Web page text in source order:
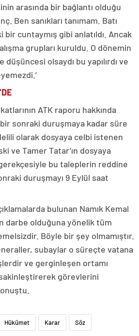
arasında bir bağlantı olduğu
Ben sanıkları tanımam. Batı
bir cuntaymış gibi anlatıldı. Ancak
grupları kuruldu. O dönemin
olsaydı bu yapılırdı ve
ATK raporu hakkında
sonraki duruşmaya kadar süre
olarak dosyaya celbi istenen
ve Tamer Tatar’ın dosyaya
gerekçesiyle bu taleplerin reddine
duruşmayı 9 Eylül saat
bulunan Namık Kemal
darbe olduğuna yönelik tüm
Böyle bir şey olmamıştır.
subaylar o süreçte vatana
ve gerginleşen ortamı
görevlerini
Hükümet Karar Söz